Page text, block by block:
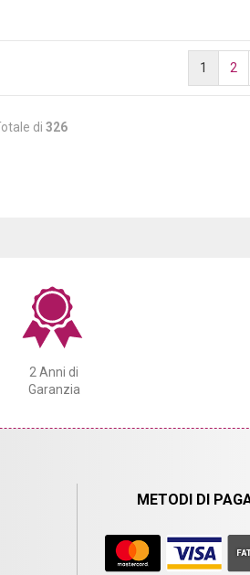
1 2
di 326
2 Anni di
Garanzia
METODI DI